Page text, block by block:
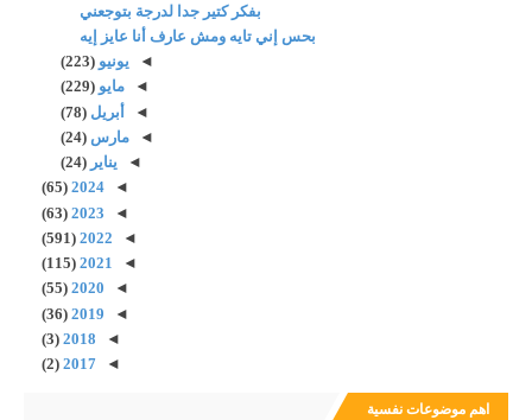
بفكر كتير جدا لدرجة بتوجعني
بحس إني تايه ومش عارف أنا عايز إيه
◄ يونيو(223)
◄مايو(229)
◄أبريل(78)
◄مارس(24)
◄ يناير(24)
◄
2024
(65)
◄
2023
(63)
◄
2022
(591)
◄
2021
(115)
◄
2020
(55)
◄
2019
(36)
◄
2018
(3)
◄
2017
(2)
اهم موضوعات نفسية